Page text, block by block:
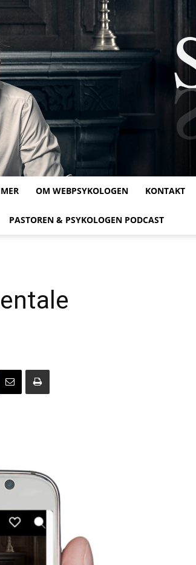
Webpsykologen
OM WEBPSYKOLOGEN KONTAKT
PASTOREN & PSYKOLOGEN PODCAST